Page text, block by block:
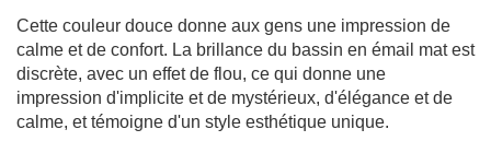
Cette couleur douce donne aux gens une impression de
calme et de confort. La brillance du bassin en émail mat est
discrète, avec un effet de flou, ce qui donne une
impression d'implicite et de mystérieux, d'élégance et de
calme, et témoigne d'un style esthétique unique.